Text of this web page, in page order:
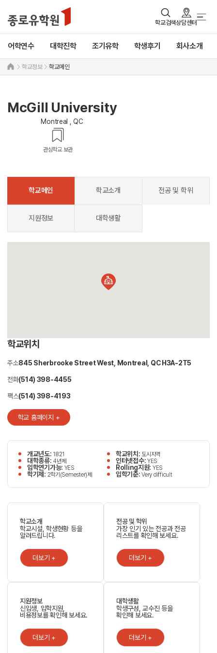
학교검색상담센터
어학연수 대학진학 조기유학 학생후기 회사소개
학교정보 학교메인
McGill University
Montreal , QC
관심학교 보관
학교메인 학교소개 전공 및 학위
지원정보 대학생활
학교위치
주소845 Sherbrooke Street West, Montreal, QC H3A-2T5
전화(514) 398-4455
팩스(514) 398-4193
학교 홈페이지 +
개교년도: 1821 학교위치: 도시지역
대학종류: 4년제 인터넷접수:YES
입학연기가능: YES Rolling지원: YES
학기제: 2학기(Semester)제 입학기준:Very difficult
학교소개
학교시설, 학생현황 등을
알려드립니다.
더보기 +
전공 및 학위
가장 인기 있는 전공과 전공
리스트를 확인해 보세요.
더보기 +
지원정보
신입생, 입학지원,
비용정보를 확인해 보세요.
더보기 +
대학생활
학생구성, 교수진 등을
확인해 보세요.
더보기 +